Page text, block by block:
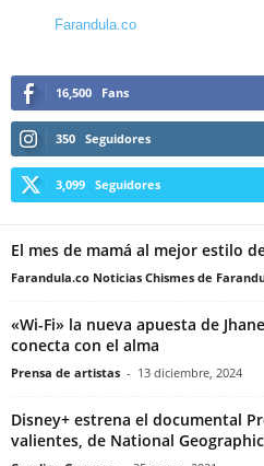
Farandula.co
16,500 Fans
350 Seguidores
3,099 Seguidores
El mes de mamá al mejor estilo
Farandula.co Noticias Chismes de
«Wi-Fi» la nueva apuesta de
conecta con el alma
Prensa de artistas - 13 diciembre, 2024
Disney+ estrena el documental
valientes, de National